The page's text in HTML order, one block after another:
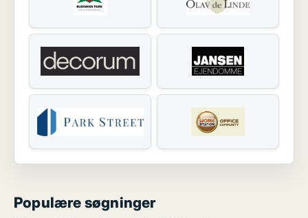
Populære søgninger